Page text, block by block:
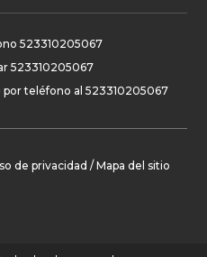
523310205067
523310205067
por teléfono al 523310205067
de privacidad /Mapa del sitio